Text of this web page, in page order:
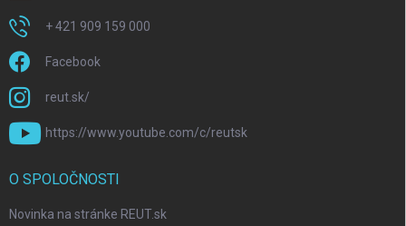
+ 421 909 159 000
Facebook
reut.sk/
https://www.youtube.com/c/reutsk
O SPOLOČNOSTI
Novinka na stránke REUT.sk